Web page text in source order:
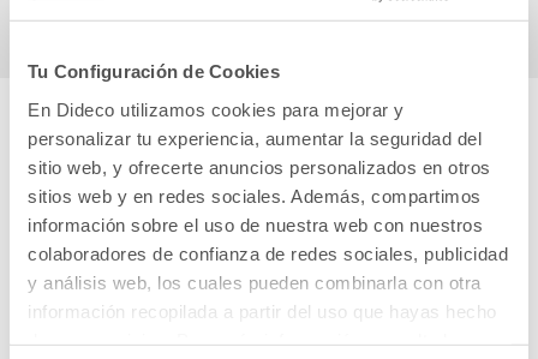
Tu Configuración de Cookies
En Dideco utilizamos cookies para mejorar y
personalizar tu experiencia, aumentar la seguridad del
sitio web, y ofrecerte anuncios personalizados en otros
sitios web y en redes sociales. Además, compartimos
información sobre el uso de nuestra web con nuestros
colaboradores de confianza de redes sociales, publicidad
y análisis web, los cuales pueden combinarla con otra
información recopilada a partir del uso que hayas hecho
Cuéntanos tu opinión
¡Sé el primero en valorar este producto!
Debes iniciar sesión para poder valorarlo